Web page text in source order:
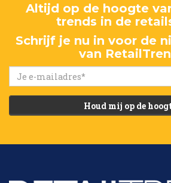
Altijd op de hoogte
trends in de
Schrijf je nu in voor de
van
Houd mij op de